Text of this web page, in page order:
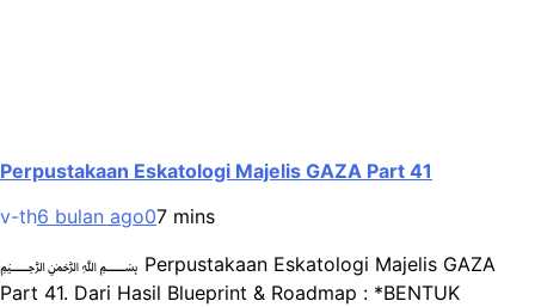
Perpustakaan Eskatologi Majelis GAZA Part 41
v-th6 bulan ago07 mins
﷽ Perpustakaan Eskatologi Majelis GAZA
Part 41. Dari Hasil Blueprint & Roadmap : *BENTUK